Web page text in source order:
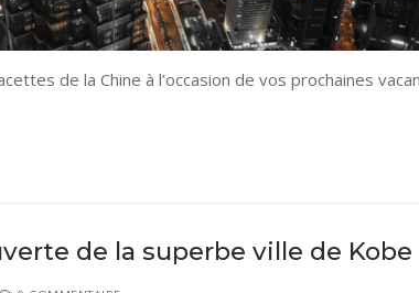
de la Chine à l’occasion de vos prochaines
de la superbe ville de Kobe